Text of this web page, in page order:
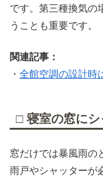
です。第三種換気の
うことも重要です。
関連記事：
・ 全館空調の設計時
□ 寝室の窓に
窓だけでは暴風雨の
雨戸やシャッターが